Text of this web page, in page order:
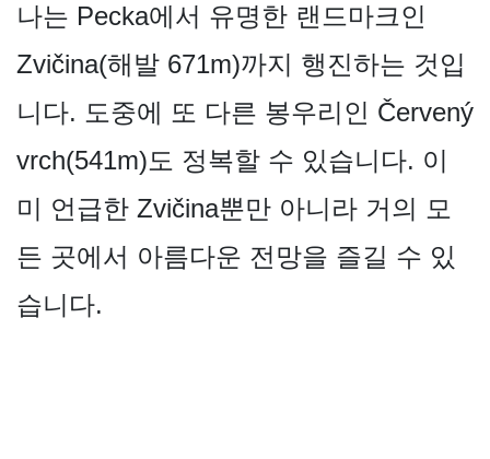
나는 Pecka에서 유명한 랜드마크인
Zvičina(해발 671m)까지 행진하는 것입
니다. 도중에 또 다른 봉우리인 Červený
vrch(541m)도 정복할 수 있습니다. 이
미 언급한 Zvičina뿐만 아니라 거의 모
든 곳에서 아름다운 전망을 즐길 수 있
습니다.